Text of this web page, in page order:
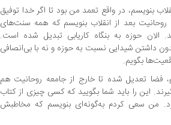
بنویسم، در واقع تعمد من بود تا اگر خدا توفیق
روحانیت بعد از انقلاب بنویسم که همه سنت‌های
الان حوزه به بنگاه کاریابی تبدیل شده است.
داشتن شیدایی نسبت به حوزه و نه با بی‌انصافی
بگویم.
فضا تعدیل شده تا خارج از جامعه روحانیت هم
این را باید شما بگویید که کسی چیزی از کتاب
من سعی کردم به‌گونه‌ای بنویسم که مخاطبش